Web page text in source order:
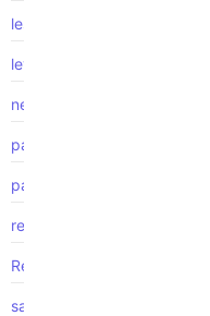
lesiones de la médula espinal
ley de Empleo
negligencia médica
pago de horas extras
pago por tiempo extra
reclamo de accidente
Represalia
salario y hora